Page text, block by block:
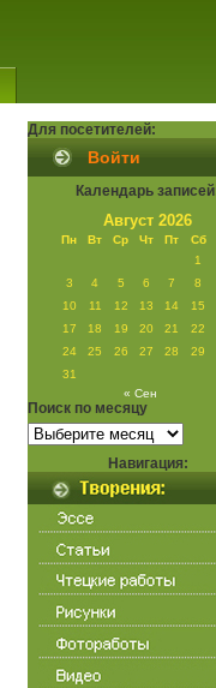
Для посетителей:
Войти
Календарь
Август 2026
Пн Вт Ср Чт Пт Сб
1
3
4 5 6 7 8
10
11 12 13 14 15
17
18 19 20 21 22
24
25 26 27 28 29
31
« Сен
Поиск по месяцу
Поиск
по
месяцу
Навигация: